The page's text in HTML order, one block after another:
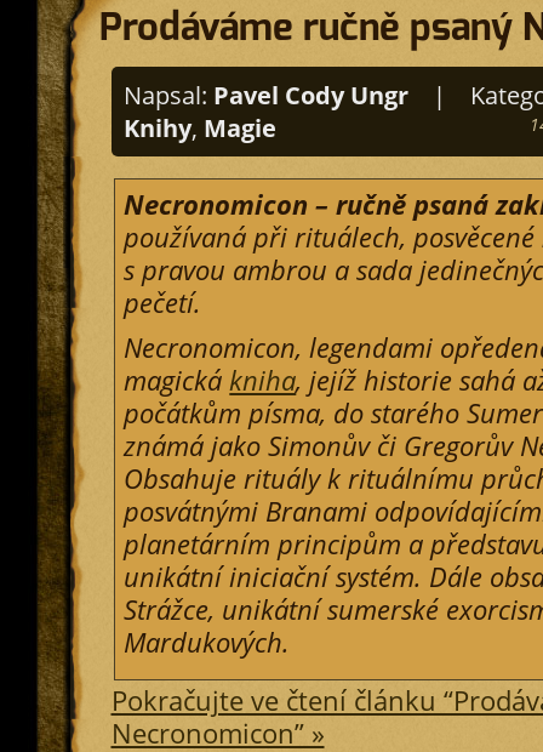
Prodáváme ručně psaný
Napsal: Pavel Cody Ungr |
Knihy, Magie
Necronomicon – ručně psaná
používaná při rituálech, posvěcené
s pravou ambrou a sada
pečetí.
Necronomicon, legendami
magická kniha, jejíž historie sahá
počátkům písma, do starého
známá jako Simonův či Gregorův
Obsahuje rituály k rituálnímu
posvátnými Branami
planetárním principům a
unikátní iniciační systém. Dále
Strážce, unikátní sumerské
Mardukových.
Pokračujte ve čtení článku
Necronomicon” »